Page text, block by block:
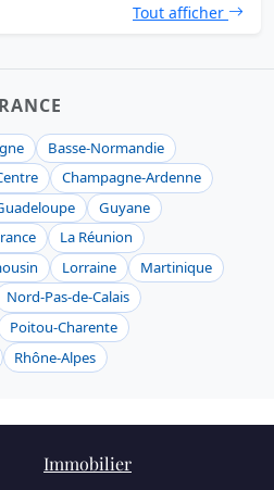
Tout afficher
Basse-Normandie
Champagne-Ardenne
Guyane
La Réunion
Lorraine
Martinique
Nord-Pas-de-Calais
Poitou-Charente
Rhône-Alpes
Immobilier